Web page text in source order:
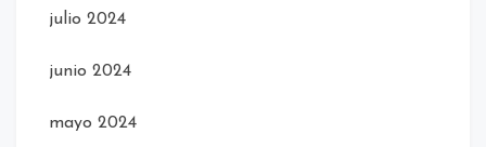
julio 2024
junio 2024
mayo 2024